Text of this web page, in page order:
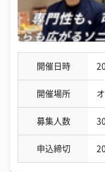
開催日時
開催場所
募集人数
申込締切